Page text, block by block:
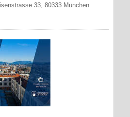
33, 80333 München